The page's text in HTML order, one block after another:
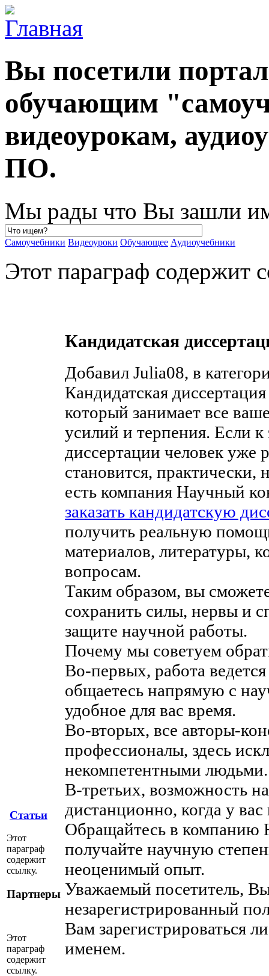
Вы посетили
обучающим
видеоурокам,
ПО.
Мы рады что Вы зашли
Самоучебники Видеоуроки Обучающее Аудиоучебники
Этот параграф содержит
Статьи
Этот
параграф
содержит
ссылку.
Партнеры
Этот
параграф
содержит
ссылку.
Кандидатская
Добавил Julia08, в
Кандидатская
который занимает все
усилий и терпения. Если
диссертации человек уже
становится,
есть компания Научный
заказать кандидатскую
получить реальную
материалов, литературы,
вопросам.
Таким образом, вы
сохранить силы, нервы и
защите научной работы.
Почему мы советуем
Во-первых, работа
общаетесь напрямую с
удобное для вас время.
Во-вторых, все авторы-
профессионалы, здесь
некомпетентными людьми.
В-третьих, возможность
дистанционно, когда у
Обращайтесь в компанию
получайте научную
неоценимый опыт.
Уважаемый посетитель,
незарегистрированный
Вам зарегистрироваться
именем.